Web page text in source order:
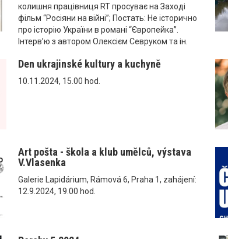
колишня працівниця RT просуває на Заході
фільм “Росіяни на війні”; Постать: Не історично
про історію України в романі “Європейка”.
Інтерв’ю з автором Олексієм Севруком та ін.
Den ukrajinské kultury a kuchyně
10.11.2024, 15.00 hod.
Art pošta - škola a klub umělců, výstava
V.Vlasenka
Galerie Lapidárium, Rámová 6, Praha 1, zahájení:
12.9.2024, 19.00 hod.